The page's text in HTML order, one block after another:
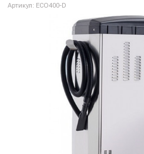
Артикул: ECO400-D